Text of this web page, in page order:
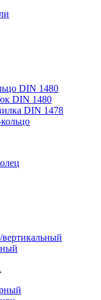
DIN 1480
DIN 1480
DIN 1478